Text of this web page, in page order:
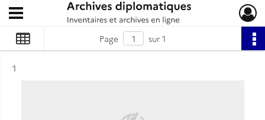
Archives diplomatiques
Ouvrir le menu déroulant
Page sur 1
Résultat n°
1